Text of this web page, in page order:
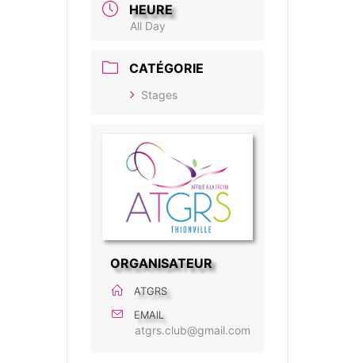
HEURE
All Day
CATÉGORIE
Stages
ORGANISATEUR
ATGRS
EMAIL
atgrs.club@gmail.com